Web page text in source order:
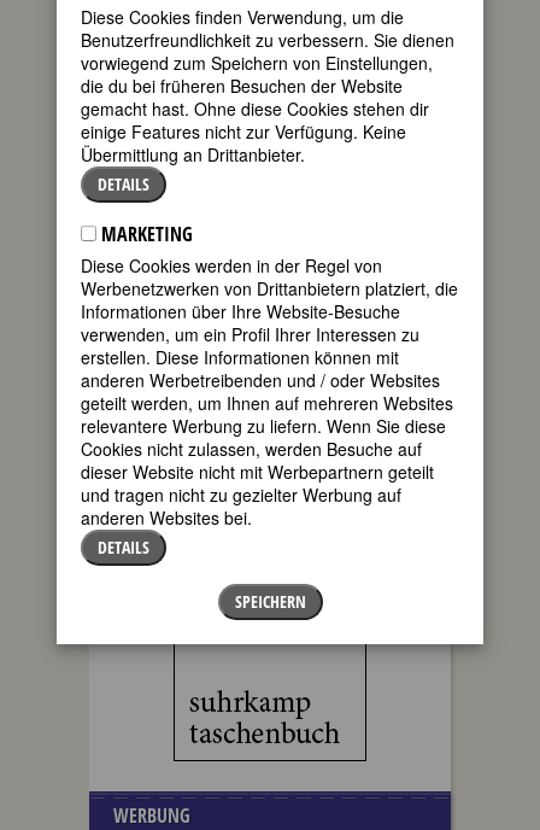
RSS-Feed
Archiv
Kategorien
WERBUNG
WERBUNG
Diese Cookies finden Verwendung, um die
Benutzerfreundlichkeit zu verbessern. Sie dienen
vorwiegend zum Speichern von Einstellungen,
die du bei früheren Besuchen der Website
gemacht hast. Ohne diese Cookies stehen dir
einige Features nicht zur Verfügung. Keine
Übermittlung an Drittanbieter.
DETAILS
MARKETING
Diese Cookies werden in der Regel von
Werbenetzwerken von Drittanbietern platziert, die
Informationen über Ihre Website-Besuche
verwenden, um ein Profil Ihrer Interessen zu
erstellen. Diese Informationen können mit
anderen Werbetreibenden und / oder Websites
geteilt werden, um Ihnen auf mehreren Websites
relevantere Werbung zu liefern. Wenn Sie diese
Cookies nicht zulassen, werden Besuche auf
dieser Website nicht mit Werbepartnern geteilt
und tragen nicht zu gezielter Werbung auf
anderen Websites bei.
DETAILS
SPEICHERN